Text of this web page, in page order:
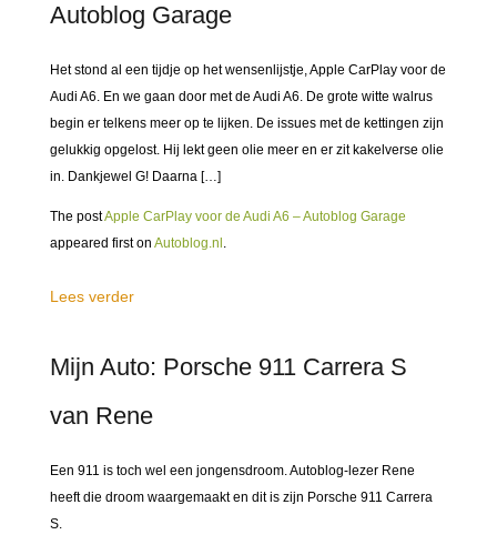
Autoblog Garage
Het stond al een tijdje op het wensenlijstje, Apple CarPlay voor de
Audi A6. En we gaan door met de Audi A6. De grote witte walrus
begin er telkens meer op te lijken. De issues met de kettingen zijn
gelukkig opgelost. Hij lekt geen olie meer en er zit kakelverse olie
in. Dankjewel G! Daarna […]
The postApple CarPlay voor de Audi A6 – Autoblog Garage
appeared first on Autoblog.nl .
Lees verder
Mijn Auto: Porsche 911 Carrera S
van Rene
Een 911 is toch wel een jongensdroom. Autoblog-lezer Rene
heeft die droom waargemaakt en dit is zijn Porsche 911 Carrera
S.